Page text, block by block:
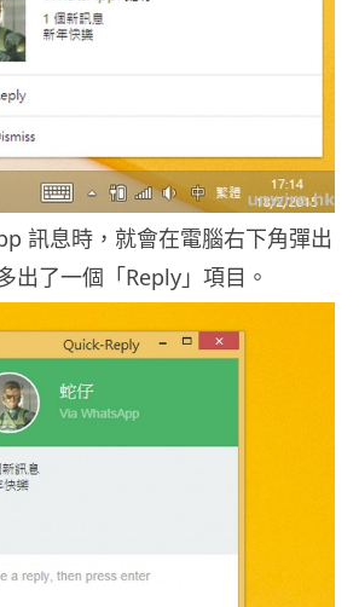
訊息時，就會在電腦右下角彈出
出了一個「Reply」項目。